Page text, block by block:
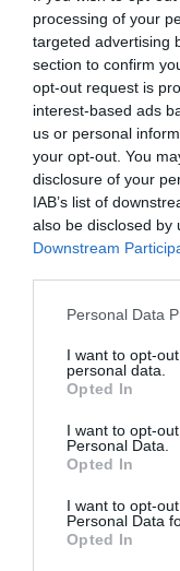
processing of your
targeted advertising
section to confirm
opt-out request is
interest-based ads
us or personal
your opt-out. You
disclosure of your
IAB’s list of
also be disclosed by
Downstream
Please note that
not limited to your
grant or deny
use your data for
consent section.
Personal Data
I want to opt-
personal data.
Opted In
I want to opt-
Personal Data.
Opted In
I want to opt-
Personal Data
Opted In
megtöltjük a
tetejüket is
pisztáciával.
Tipp:Ha nem
akkor nem kell a
kész
Megosztás:
pisztácia